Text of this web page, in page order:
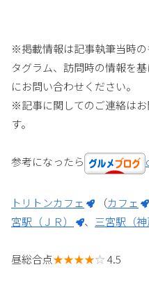
※掲載情報は記事執筆当時
タグラム、訪問時の情報を
にお問い合わせください。
※記事に関してのご連絡は
す。
参考になったら
トリトンカフェ （カフェ
宮駅（ＪＲ）
、 三宮駅（神
昼総合点★★★★☆4.5